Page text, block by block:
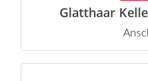
Glatthaar